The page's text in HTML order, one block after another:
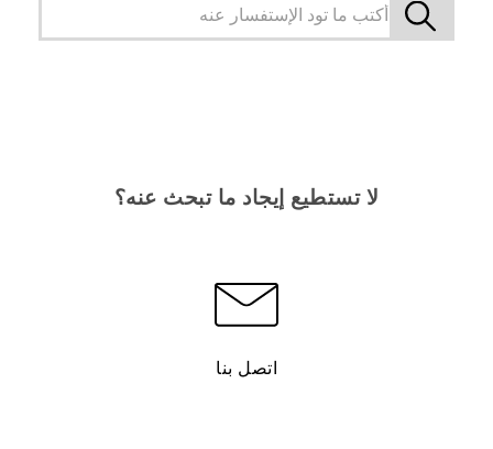
لا تستطيع إيجاد ما تبحث عنه؟
اتصل بنا